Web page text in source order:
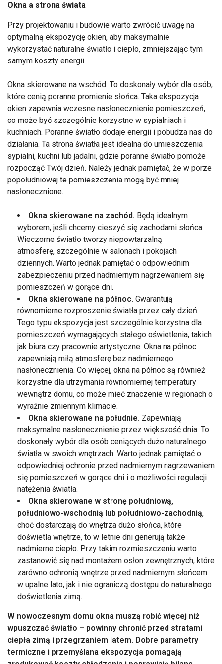
Okna a strona świata
Przy projektowaniu i budowie warto zwrócić uwagę na
optymalną ekspozycję okien, aby maksymalnie
wykorzystać naturalne światło i ciepło, zmniejszając tym
samym koszty energii.
Okna skierowane na wschód. To doskonały wybór dla osób,
które cenią poranne promienie słońca. Taka ekspozycja
okien zapewnia wczesne nasłonecznienie pomieszczeń,
co może być szczególnie korzystne w sypialniach i
kuchniach. Poranne światło dodaje energii i pobudza nas do
działania. Ta strona światła jest idealna do umieszczenia
sypialni, kuchni lub jadalni, gdzie poranne światło pomoże
rozpocząć Twój dzień. Należy jednak pamiętać, że w porze
popołudniowej te pomieszczenia mogą być mniej
nasłonecznione.
Okna skierowane na zachód. Będą idealnym
wyborem, jeśli chcemy cieszyć się zachodami słońca.
Wieczorne światło tworzy niepowtarzalną
atmosferę, szczególnie w salonach i pokojach
dziennych. Warto jednak pamiętać o odpowiednim
zabezpieczeniu przed nadmiernym nagrzewaniem się
pomieszczeń w gorące dni.
Okna skierowane na północ. Gwarantują
równomierne rozproszenie światła przez cały dzień.
Tego typu ekspozycja jest szczególnie korzystna dla
pomieszczeń wymagających stałego oświetlenia, takich
jak biura czy pracownie artystyczne. Okna na północ
zapewniają miłą atmosferę bez nadmiernego
nasłonecznienia. Co więcej, okna na północ są również
korzystne dla utrzymania równomiernej temperatury
wewnątrz domu, co może mieć znaczenie w regionach o
wyraźnie zmiennym klimacie.
Okna skierowane na południe. Zapewniają
maksymalne nasłonecznienie przez większość dnia. To
doskonały wybór dla osób ceniących dużo naturalnego
światła w swoich wnętrzach. Warto jednak pamiętać o
odpowiedniej ochronie przed nadmiernym nagrzewaniem
się pomieszczeń w gorące dni i o możliwości regulacji
natężenia światła.
Okna skierowane w stronę południową,
południowo-wschodnią lub południowo-zachodnią,
choć dostarczają do wnętrza dużo słońca, które
doświetla wnętrze, to w letnie dni generują także
nadmierne ciepło. Przy takim rozmieszczeniu warto
zastanowić się nad montażem osłon zewnętrznych, które
zarówno ochronią wnętrze przed nadmiernym słońcem
w upalne lato, jak i nie ograniczą dostępu do naturalnego
doświetlenia zimą.
W nowoczesnym domu okna muszą robić więcej niż
wpuszczać światło – powinny chronić przed stratami
ciepła zimą i przegrzaniem latem. Dobre parametry
termiczne i przemyślana ekspozycja pomagają